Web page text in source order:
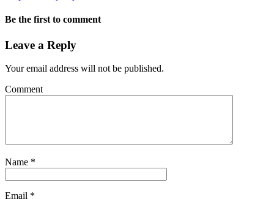
Be the first to comment
Leave a Reply
Your email address will not be published.
Comment
Name *
Email *